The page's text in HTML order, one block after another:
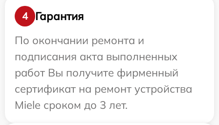
4
Гарантия
По окончании ремонта и
подписания акта выполненных
работ Вы получите фирменный
сертификат на ремонт устройства
Miele сроком до 3 лет.